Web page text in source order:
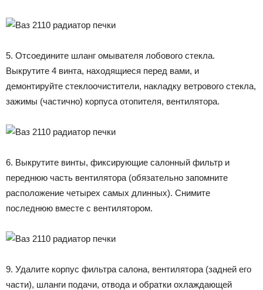
5. Отсоедините шланг омывателя лобового стекла.
Выкрутите 4 винта, находящиеся перед вами, и
демонтируйте стеклоочистители, накладку ветрового стекла,
зажимы (частично) корпуса отопителя, вентилятора.
6. Выкрутите винты, фиксирующие салонный фильтр и
переднюю часть вентилятора (обязательно запомните
расположение четырех самых длинных). Снимите
последнюю вместе с вентилятором.
9. Удалите корпус фильтра салона, вентилятора (задней его
части), шланги подачи, отвода и обратки охлаждающей